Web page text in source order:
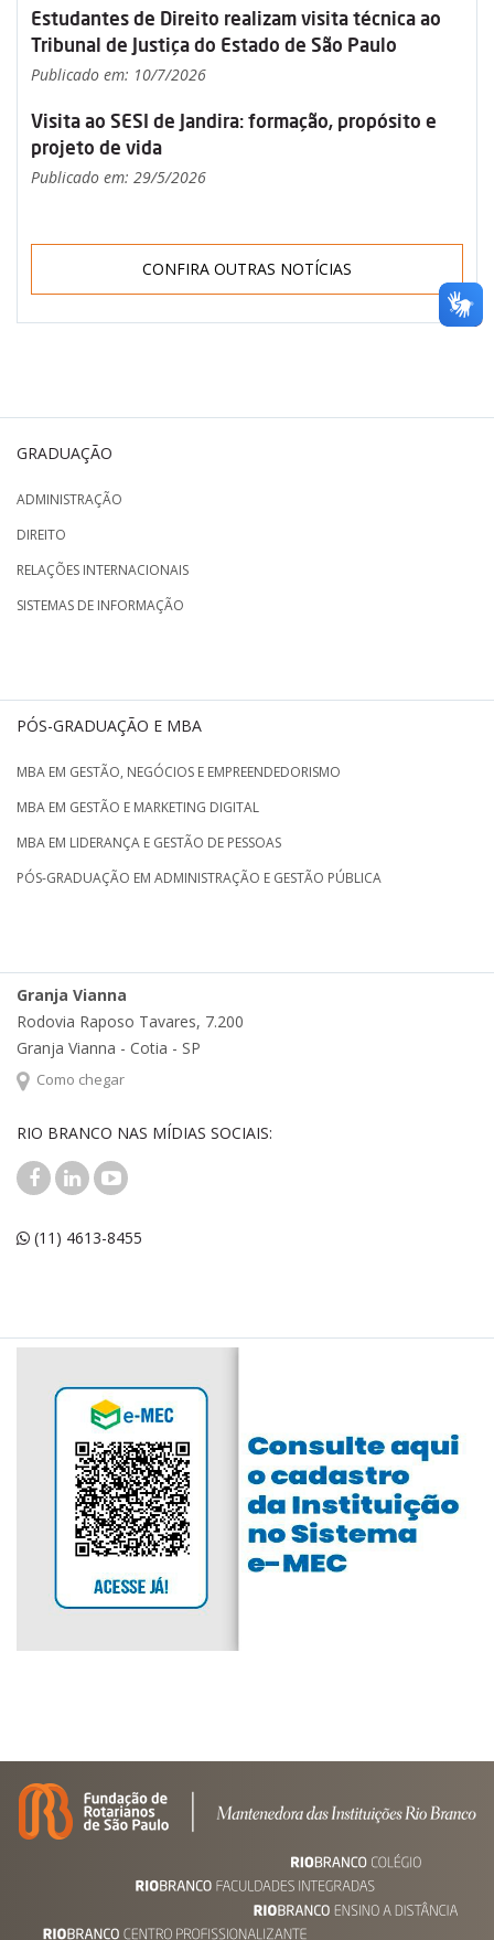
Estudantes de Direito realizam visita técnica ao
Tribunal de Justiça do Estado de São Paulo
Publicado em: 10/7/2026
Visita ao SESI de Jandira: formação, propósito e
projeto de vida
Publicado em: 29/5/2026
CONFIRA OUTRAS NOTÍCIAS
GRADUAÇÃO
ADMINISTRAÇÃO
DIREITO
RELAÇÕES INTERNACIONAIS
SISTEMAS DE INFORMAÇÃO
PÓS-GRADUAÇÃO E MBA
MBA EM GESTÃO, NEGÓCIOS E EMPREENDEDORISMO
MBA EM GESTÃO E MARKETING DIGITAL
MBA EM LIDERANÇA E GESTÃO DE PESSOAS
PÓS-GRADUAÇÃO EM ADMINISTRAÇÃO E GESTÃO PÚBLICA
Granja Vianna
Rodovia Raposo Tavares, 7.200
Granja Vianna - Cotia - SP
Como chegar
RIO BRANCO NAS MÍDIAS SOCIAIS:
(11) 4613-8455